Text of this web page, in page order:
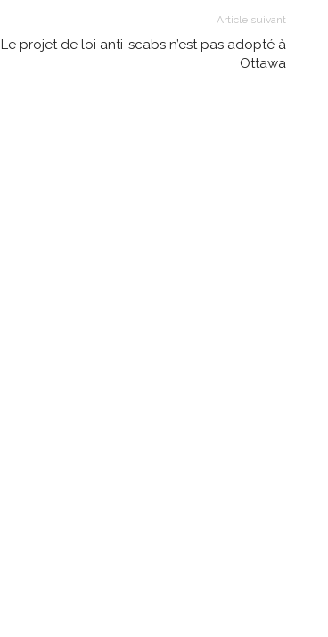
Article suivant
Le projet de loi anti-scabs n’est pas adopté à
Ottawa